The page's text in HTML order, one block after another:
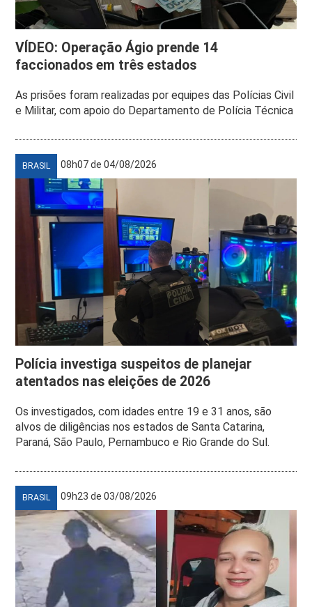
VÍDEO: Operação Ágio prende 14
faccionados em três estados
As prisões foram realizadas por equipes das Polícias Civil
e Militar, com apoio do Departamento de Polícia Técnica
BRASIL 08h07 de 04/08/2026
Polícia investiga suspeitos de planejar
atentados nas eleições de 2026
Os investigados, com idades entre 19 e 31 anos, são
alvos de diligências nos estados de Santa Catarina,
Paraná, São Paulo, Pernambuco e Rio Grande do Sul.
BRASIL 09h23 de 03/08/2026